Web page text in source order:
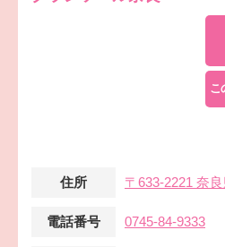
こ
住所 〒633-2221 奈
電話番号 0745-84-9333